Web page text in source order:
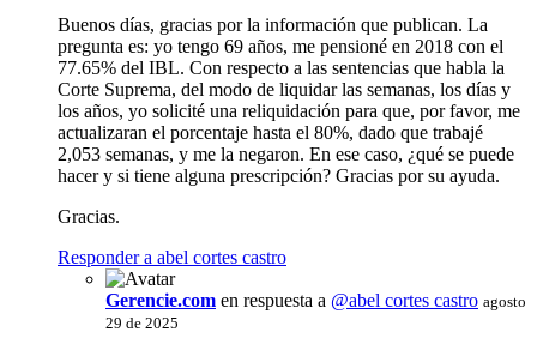
Buenos días, gracias por la información que publican. La
pregunta es: yo tengo 69 años, me pensioné en 2018 con el
77.65% del IBL. Con respecto a las sentencias que habla la
Corte Suprema, del modo de liquidar las semanas, los días y
los años, yo solicité una reliquidación para que, por favor, me
actualizaran el porcentaje hasta el 80%, dado que trabajé
2,053 semanas, y me la negaron. En ese caso, ¿qué se puede
hacer y si tiene alguna prescripción? Gracias por su ayuda.
Gracias.
Responder a abel cortes castro
Gerencie.com en respuesta a @abel cortes castro agosto
29 de 2025